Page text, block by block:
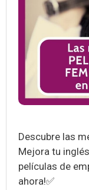
Descubre las
Mejora tu
películas de
ahora!✅